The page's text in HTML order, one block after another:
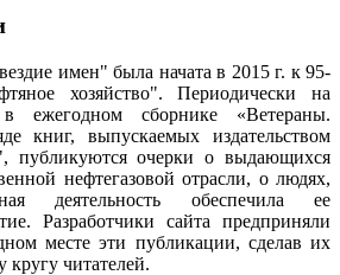
имен" была начата в 2015 г. к 95-
хозяйство". Периодически на
ежегодном сборнике «Ветераны.
книг, выпускаемых издательством
публикуются очерки о выдающихся
нефтегазовой отрасли, о людях,
деятельность обеспечила ее
Разработчики сайта предприняли
месте эти публикации, сделав их
читателей.